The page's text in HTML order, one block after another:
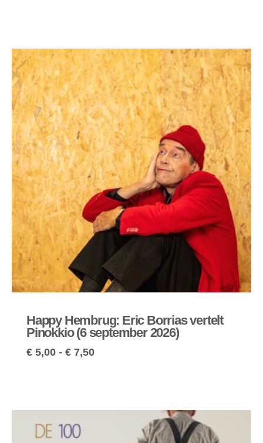
Happy Hembrug: Eric Borrias vertelt
Pinokkio (6 september 2026)
€ 5,00 - € 7,50
Prijsklasse:
€ 5,00
tot
€ 7,50